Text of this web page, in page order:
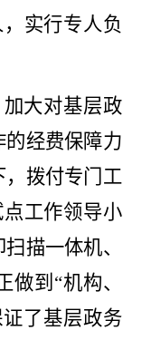
实行专人负
大对基层政
的经费保障力
，拨付专门工
工作领导小
描一体机、
做到“机构、
了基层政务